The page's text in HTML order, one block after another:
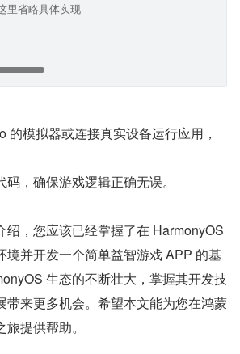
省略具体实现
的模拟器或连接真实设备运行应用，
，确保游戏逻辑正确无误。
绍，您应该已经掌握了在 HarmonyOS
境并开发一个简单益智游戏 APP 的基
生态的不断壮大，掌握其开发技
带来更多机会。希望本文能为您在鸿蒙
提供帮助。